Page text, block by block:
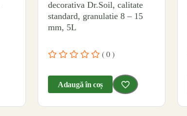
decorativa Dr.Soil, calitate
standard, granulatie 8 – 15
mm, 5L
( 0 )
Adaugă în coș